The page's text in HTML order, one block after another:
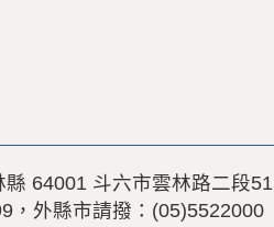
縣 64001 斗六市雲林路二段
，外縣市請撥：(05)5522000